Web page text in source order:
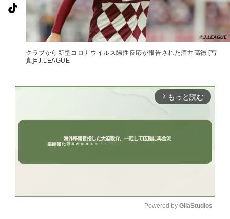
クラブから新型コロナウイルス陽性反応が報告された酒井高徳 [写
真]=J.LEAGUE
arrow_forward_ios もっと読む
Powered by GliaStudios